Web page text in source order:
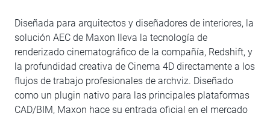
Diseñada para arquitectos y diseñadores de interiores, la
solución AEC de Maxon lleva la tecnología de
renderizado cinematográfico de la compañía, Redshift, y
la profundidad creativa de Cinema 4D directamente a los
flujos de trabajo profesionales de archviz. Diseñado
como un plugin nativo para las principales plataformas
CAD/BIM, Maxon hace su entrada oficial en el mercado